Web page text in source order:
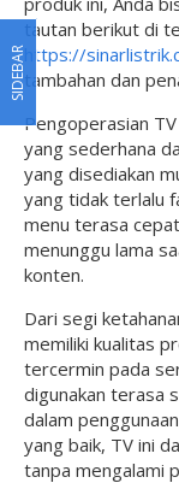
tautan berikut di
https://
tambahan dan
Pengoperasian
yang sederhana
yang disediakan
yang tidak terlalu
menu terasa
menunggu lama
konten.
Dari segi
memiliki kualitas
tercermin pada
digunakan terasa
dalam
yang baik, TV ini
tanpa mengalami
SIDEBAR